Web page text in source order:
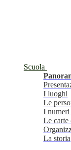
Scuola
I luoghi
Le
I numeri
Le carte
La storia